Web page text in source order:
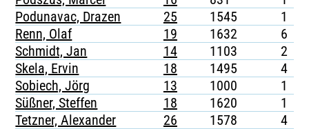
Podunavac, Drazen
25 1545 1
Renn, Olaf
19 1632 6
Schmidt, Jan
14 1103 2
Skela, Ervin
18 1495 4
Sobiech, Jörg
13 1000 1
Süßner, Steffen
18 1620 1
Tetzner, Alexander
26 1578 4